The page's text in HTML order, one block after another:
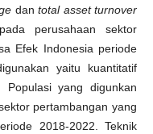
dantotal asset turnover
perusahaan sektor
Efek Indonesia periode
yaitu kuantitatif
Populasi yang digunkan
pertambangan yang
2018-2022. Teknik